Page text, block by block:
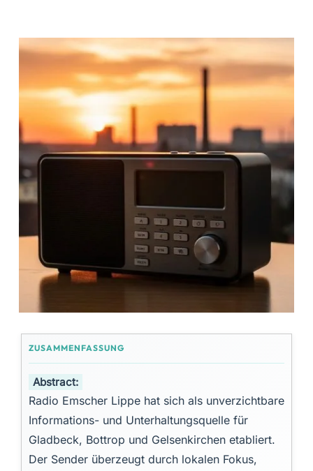
Abstract:
Radio Emscher Lippe hat sich als unverzichtbare
Informations- und Unterhaltungsquelle für
Gladbeck, Bottrop und Gelsenkirchen etabliert.
Der Sender überzeugt durch lokalen Fokus,